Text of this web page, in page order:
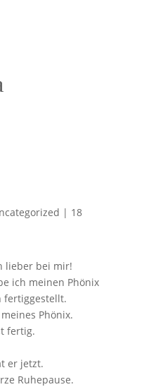
| 18
lieber bei mir!
ich meinen Phönix
fertiggestellt.
Phönix.
fertig.
er jetzt.
Ruhepause.